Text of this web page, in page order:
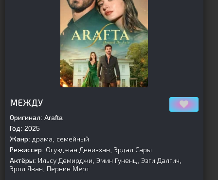
МЕЖДУ
Оригинал: Arafta
Год: 2025
Жанр: драма, семейный
Режиссер: Огузджан Денизхан, Эрдал Сары
Актёры: Ильсу Демирджи, Эмин Гуненц, Эзги Далгич,
Эрол Яван, Первин Мерт